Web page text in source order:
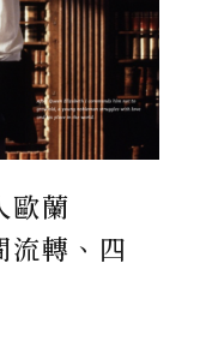
歐蘭
流轉、四